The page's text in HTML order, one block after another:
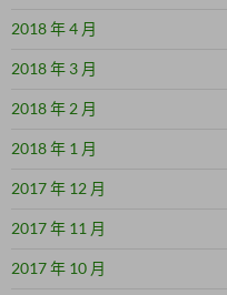
2018 年 4 月
2018 年 3 月
2018 年 2 月
2018 年 1 月
2017 年 12 月
2017 年 11 月
2017 年 10 月